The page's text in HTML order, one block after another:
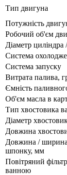
Тип двигуна
Потужність
Робочий об'єм
Діаметр
Система
Система запуску
Витрата палива,
Ємність
Об'єм масла в
Тип хвостовика
Діаметр
Довжина
Довжина / ширина
шпонку, мм
Повітряний
ванною